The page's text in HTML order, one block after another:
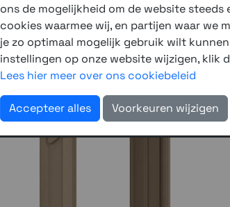
ons de mogelijkheid om de website
cookies waarmee wij, en partijen waar we
je zo optimaal mogelijk gebruik wilt
instellingen op onze website wijzigen, klik
Lees hier meer over ons cookiebeleid
Accepteer alles Voorkeuren wijzigen